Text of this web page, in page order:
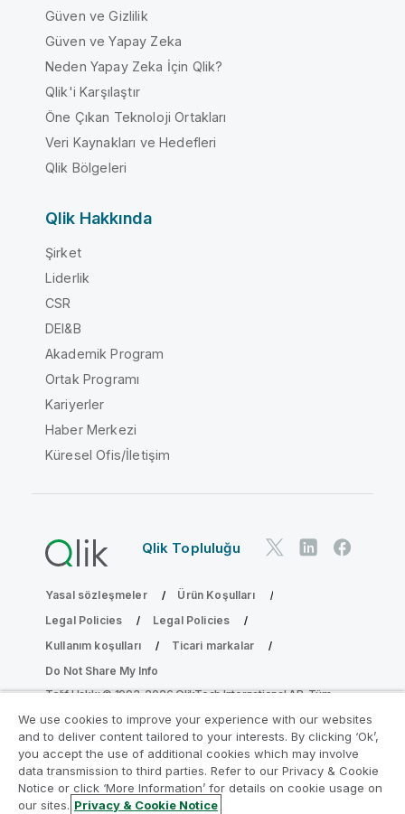
Güven ve Gizlilik
Güven ve Yapay Zeka
Neden Yapay Zeka İçin Qlik?
Qlik'i Karşılaştır
Öne Çıkan Teknoloji Ortakları
Veri Kaynakları ve Hedefleri
Qlik Bölgeleri
Qlik Hakkında
Şirket
Liderlik
CSR
DEI&B
Akademik Program
Ortak Programı
Kariyerler
Haber Merkezi
Küresel Ofis/İletişim
Qlik Topluluğu
Yasal sözleşmeler
Ürün Koşulları
Legal Policies
Legal Policies
Kullanım koşulları
Ticari markalar
Do Not Share My Info
Telif Hakkı © 1993-2026 QlikTech International AB. Tüm
Analiz Modernleştirme Programına katılın
We use cookies to improve your experience with our websites
and to deliver content tailored to your interests. By clicking ‘Ok’,
you accept the use of additional cookies which may involve
data transmission to third parties. Refer to our Privacy & Cookie
Notice or click ‘More Information’ for details on cookie usage on
our sites. Privacy & Cookie Notice